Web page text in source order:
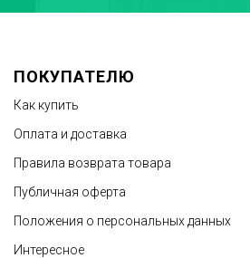
ПОКУПАТЕЛЮ
Как купить
Оплата и доставка
Правила возврата товара
Публичная оферта
Положения о персональных данных
Интересное